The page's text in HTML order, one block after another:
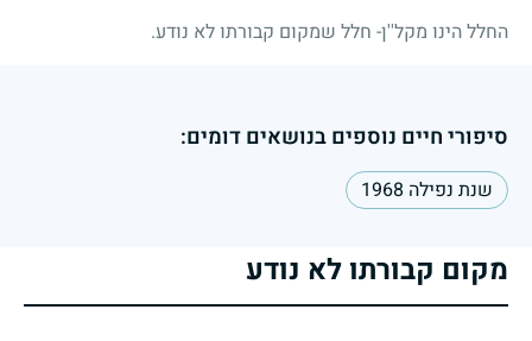
החלל הינו מקל''ן- חלל שמקום קבורתו לא נודע.
סיפורי חיים נוספים בנושאים דומים:
שנת נפילה 1968
מקום קבורתו לא נודע